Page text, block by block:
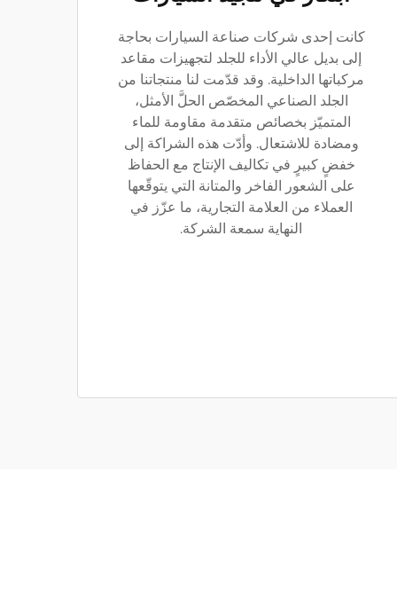
كانت إحدى شركات صناعة السيارات بحاجة
إلى بديل عالي الأداء للجلد لتجهيزات مقاعد
مركباتها الداخلية. وقد قدّمت لنا منتجاتنا من
الجلد الصناعي المخصّص الحلَّ الأمثل،
المتميّز بخصائص متقدمة مقاومة للماء
ومضادة للاشتعال. وأدّت هذه الشراكة إلى
خفضٍ كبيرٍ في تكاليف الإنتاج مع الحفاظ
على الشعور الفاخر والمتانة التي يتوقّعها
العملاء من العلامة التجارية، ما عزّز في
النهاية سمعة الشركة.